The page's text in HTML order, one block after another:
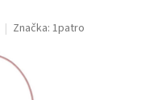
Značka: 1patro